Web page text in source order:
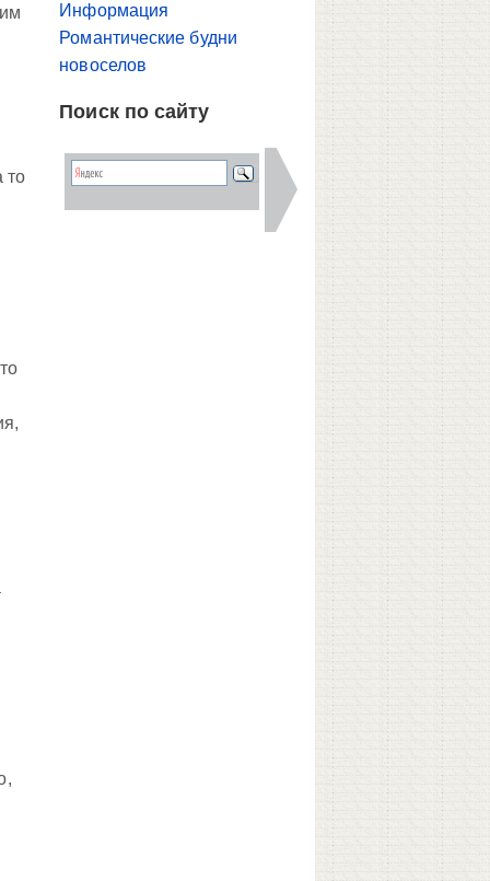
то
Информация
Романтические будни
новоселов
Поиск по сайту